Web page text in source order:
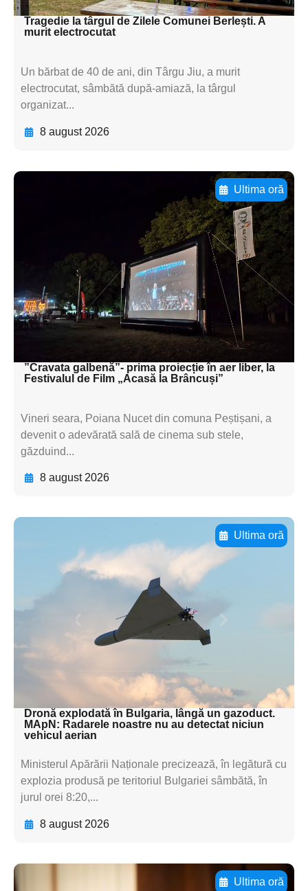
Tragedie la târgul de Zilele Comunei Berlești. A
murit electrocutat
Un bărbat de 40 de ani, din Târgu Jiu, a murit
electrocutat, sâmbătă după-amiază, la târgul
organizat...
8 august 2026
Ultima oră
Adaugă aici textul pentru
subtitluAdaugă aici
textul pentru
subtitluAdaugă aici
textul pentru
subtitluAdaugă aici
textul pentru subti
”Cravata galbenă”- prima proiecție în aer liber, la
Festivalul de Film „Acasă la Brâncuși”
Vineri seara, Poiana Nucet din comuna Peștișani, a
devenit o adevărată sală de cinema sub stele,
găzduind...
8 august 2026
Ultima oră
Adaugă aici textul pentru
subtitluAdaugă aici
textul pentru
subtitluAdaugă aici
textul pentru
subtitluAdaugă aici
textul pentru subti
Dronă explodată în Bulgaria, lângă un gazoduct.
MApN: Radarele noastre nu au detectat niciun
vehicul aerian
Ministerul Apărării Naționale precizează, în legătură cu
explozia produsă pe teritoriul Bulgariei sâmbătă, în
jurul orei 8:20,...
8 august 2026
Ultima oră